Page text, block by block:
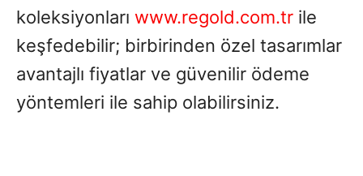
koleksiyonları www.regold.com.tr ile
keşfedebilir; birbirinden özel tasarımlar
avantajlı fiyatlar ve güvenilir ödeme
yöntemleri ile sahip olabilirsiniz.